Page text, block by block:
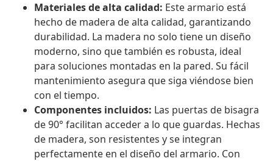
Materiales de alta calidad: Este armario está
hecho de madera de alta calidad, garantizando
durabilidad. La madera no solo tiene un diseño
moderno, sino que también es robusta, ideal
para soluciones montadas en la pared. Su fácil
mantenimiento asegura que siga viéndose bien
con el tiempo.
Componentes incluidos: Las puertas de bisagra
de 90° facilitan acceder a lo que guardas. Hechas
de madera, son resistentes y se integran
perfectamente en el diseño del armario. Con